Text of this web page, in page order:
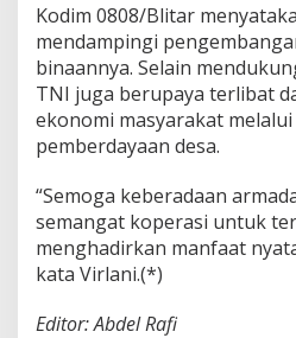
Kodim 0808/Blitar
mendampingi
binaannya. Selain
TNI juga berupaya terlibat
ekonomi masyarakat
pemberdayaan desa.
“Semoga keberadaan
semangat koperasi untuk
menghadirkan manfaat
kata Virlani.(*)
Editor: Abdel Rafi